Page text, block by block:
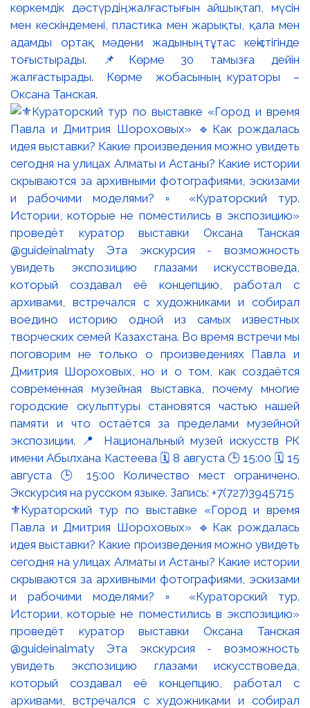
көркемдік дәстүрдің жалғастығын айшықтап, мүсін
мен кескіндемені, пластика мен жарықты, қала мен
адамды ортақ мәдени жадының тұтас кеңістігінде
тоғыстырады. 📌Көрме 30 тамызға дейін
жалғастырады. Көрме жобасының кураторы –
Оксана Танская.
⚜️Кураторский тур по выставке «Город и время
Павла и Дмитрия Шороховых» 🔹Как рождалась
идея выставки? Какие произведения можно увидеть
сегодня на улицах Алматы и Астаны? Какие истории
скрываются за архивными фотографиями, эскизами
и рабочими моделями? ▫️ «Кураторский тур.
Истории, которые не поместились в экспозицию»
проведёт куратор выставки Оксана Танская
@guideinalmaty Эта экскурсия - возможность
увидеть экспозицию глазами искусствоведа,
который создавал её концепцию, работал с
архивами, встречался с художниками и собирал